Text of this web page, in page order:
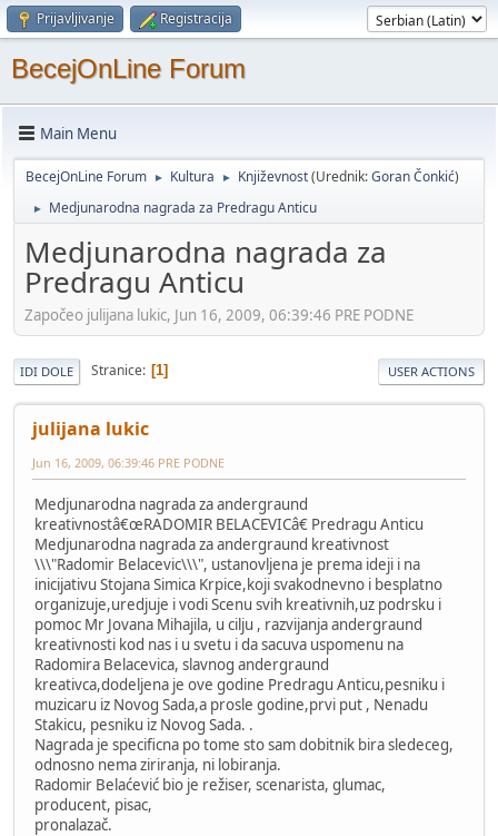
Prijavljivanje Registracija
BecejOnLine Forum
Main Menu
BecejOnLine Forum ► Kultura ► Književnost(Urednik:Goran Čonkić)
► Medjunarodna nagrada za Predragu Anticu
Medjunarodna nagrada za
Predragu Anticu
Započeo julijana lukic, Jun 16, 2009, 06:39:46 PRE PODNE
IDI DOLE Stranice 1 USER ACTIONS
julijana lukic
Jun 16, 2009, 06:39:46 PRE PODNE
Medjunarodna nagrada za andergraund
kreativnostâ€œRADOMIR BELACEVICâ€ Predragu Anticu
Medjunarodna nagrada za andergraund kreativnost
\\\"Radomir Belacevic\\\", ustanovljena je prema ideji i na
inicijativu Stojana Simica Krpice,koji svakodnevno i besplatno
organizuje,uredjuje i vodi Scenu svih kreativnih,uz podrsku i
pomoc Mr Jovana Mihajila, u cilju , razvijanja andergraund
kreativnosti kod nas i u svetu i da sacuva uspomenu na
Radomira Belacevica, slavnog andergraund
kreativca,dodeljena je ove godine Predragu Anticu,pesniku i
muzicaru iz Novog Sada,a prosle godine,prvi put , Nenadu
Stakicu, pesniku iz Novog Sada. .
Nagrada je specificna po tome sto sam dobitnik bira sledeceg,
odnosno nema ziriranja, ni lobiranja.
Radomir Belaćević bio je režiser, scenarista, glumac,
producent, pisac,
pronalazač.